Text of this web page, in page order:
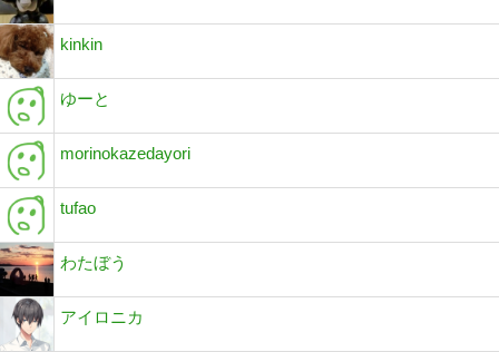
kinkin
ゆーと
morinokazedayori
tufao
わたぼう
アイロニカ